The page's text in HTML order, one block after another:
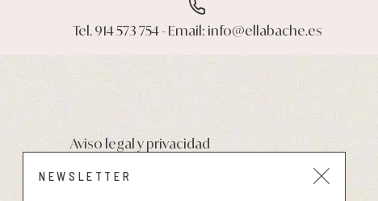
Tel. 914 573 754 - Email: info@ellabache.es
Aviso legal y privacidad
Condiciones de compra
NEWSLETTER